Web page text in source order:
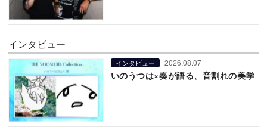
インタビュー
インタビュー 2026.08.07
いのうつは×奏が語る、音割れの美学